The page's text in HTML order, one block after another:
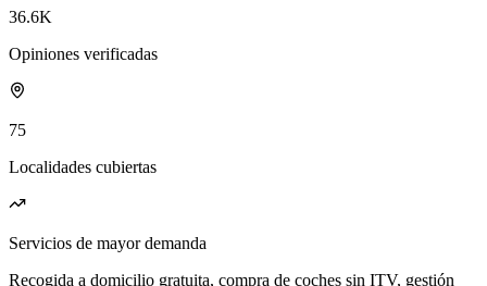
36.6K
Opiniones verificadas
75
Localidades cubiertas
Servicios de mayor demanda
Recogida a domicilio gratuita, compra de coches sin ITV, gestión